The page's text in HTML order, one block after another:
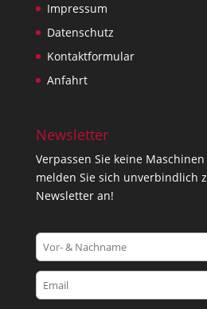
Impressum
Datenschutz
Kontaktformular
Anfahrt
Newsletter
Verpassen Sie keine
melden Sie sich unverbindlich
Newsletter an!